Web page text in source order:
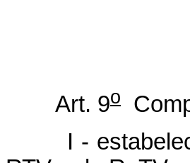
Art. 9o
I - estabelecer